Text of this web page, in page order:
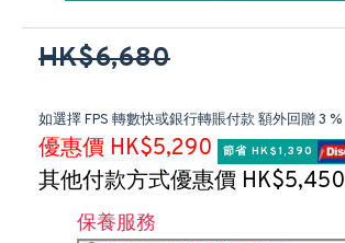
HK$6,680
如選擇 FPS 轉數快或銀行轉賬付款 額外回贈 3 %
優惠價 HK$5,290 節省 HK$1,390
其他付款方式優惠價 HK$5,450
保養服務